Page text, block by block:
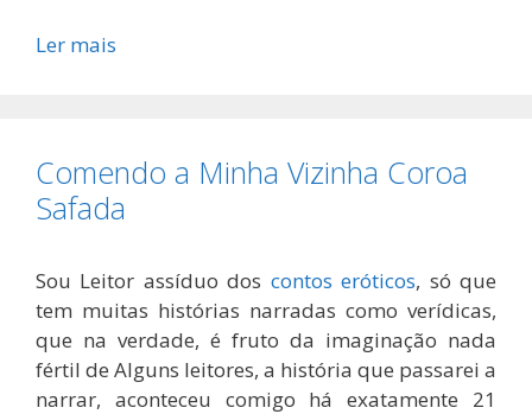
Ler mais
Comendo a Minha Vizinha Coroa
Safada
Sou Leitor assíduo dos contos eróticos, só que
tem muitas histórias narradas como verídicas,
que na verdade, é fruto da imaginação nada
fértil de Alguns leitores, a história que passarei a
narrar, aconteceu comigo há exatamente 21